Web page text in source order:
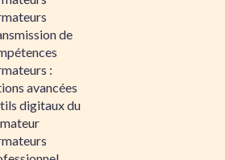
de
:
avancées
digitaux du